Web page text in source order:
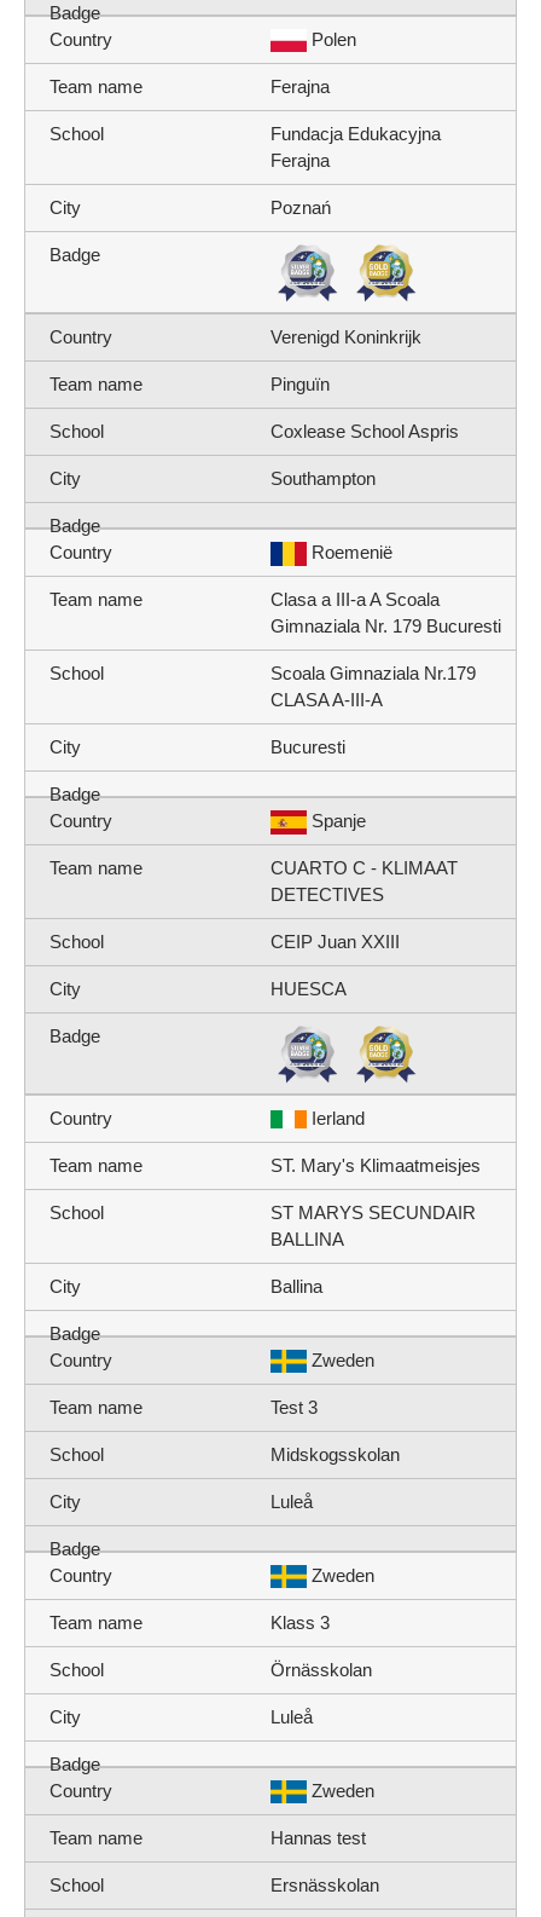
Polen
Ferajna
Fundacja Edukacyjna
Ferajna
Poznań
Verenigd Koninkrijk
Pinguïn
Coxlease School Aspris
Southampton
Roemenië
Clasa a III-a A Scoala
Gimnaziala Nr. 179 Bucuresti
Scoala Gimnaziala Nr.179
CLASA A-III-A
Bucuresti
Spanje
CUARTO C - KLIMAAT
DETECTIVES
CEIP Juan XXIII
HUESCA
Ierland
ST. Mary's Klimaatmeisjes
ST MARYS SECUNDAIR
BALLINA
Ballina
Zweden
Test 3
Midskogsskolan
Luleå
Zweden
Klass 3
Örnässkolan
Luleå
Zweden
Hannas test
Ersnässkolan